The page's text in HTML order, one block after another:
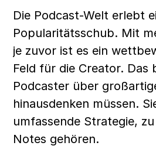
Die Podcast-Welt erlebt
Popularitätsschub. Mit
je zuvor ist es ein
Feld für die Creator. Das
Podcaster über
hinausdenken müssen.
umfassende Strategie,
Notes gehören.